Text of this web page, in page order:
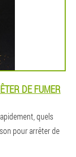
DE FUMER
quels
pour arrêter de